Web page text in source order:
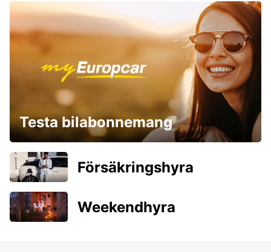
Testa bilabonnemang
Försäkringshyra
Weekendhyra